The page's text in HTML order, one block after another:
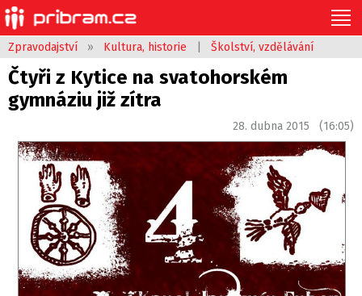
Zpravodajství » Kultura, historie Školství, vzdělávání
Čtyři z Kytice na svatohorském
gymnáziu již zítra
28. dubna 2015 (16:05)